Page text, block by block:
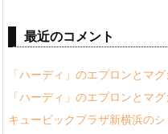
最近のコメント
「ハーディ」のエプロンとマグ
「ハーディ」のエプロンとマグ
キュービックプラザ新横浜のシ